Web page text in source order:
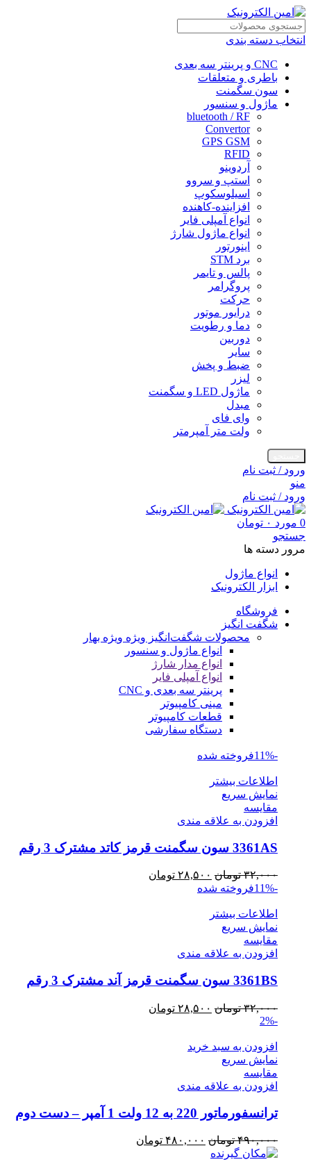
انتخاب دسته بندی
CNC و پرینتر سه بعدی
باطری و متعلقات
سون سگمنت
ماژول و سنسور
bluetooth / RF
Convertor
GPS GSM
RFID
آردوینو
استپ و سروو
اسیلوسکوپ
افزاینده-کاهنده
انواع آمپلی فایر
انواع ماژول شارژ
اینورتور
برد STM
پالس و تایمر
پروگرامر
حرکت
درایور موتور
دما و رطویت
دوربین
سایر
ضبط و پخش
لیزر
ماژول LED و سگمنت
مبدل
وای فای
ولت متر آمپرمتر
ورود / ثبت نام
منو
ورود / ثبت نام
0 مورد ۰ تومان
جستجو
مرور دسته ها
انواع ماژول
ابزار الکترونیک
فروشگاه
شگفت انگیز
محصولات شگفت‌انگیز ویژه ویژه بهار
انواع ماژول و سنسور
انواع مدار شارژ
انواع آمپلی فایر
پرینتر سه بعدی و CNC
مینی کامپیوتر
قطعات کامپیوتر
دستگاه سفارشی
-11% فروخته شده
اطلاعات بیشتر
نمایش سریع
مقايسه
افزودن به علاقه مندی
3361AS سون سگمنت قرمز کاتد مشترک 3 رقم
۳۲,۰۰۰ تومان قیمت
اصلی
۲۸,۵۰۰ تومان
-11% فروخته شده
اطلاعات بیشتر
نمایش سریع
مقايسه
افزودن به علاقه مندی
3361BS سون سگمنت قرمز آند مشترک 3 رقم
۳۲,۰۰۰ تومان قیمت
بود.
۲۸,۵۰۰ تومان
-2%
افزودن به سبد خرید
نمایش سریع
مقايسه
افزودن به علاقه مندی
ترانسفورماتور 220 به 12 ولت 1 آمپر – دست دوم
۴۹۰,۰۰۰ تومان قیمت
۴۸۰,۰۰۰ تومان